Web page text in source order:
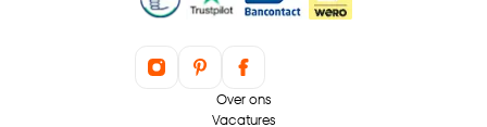
Over ons
Vacatures